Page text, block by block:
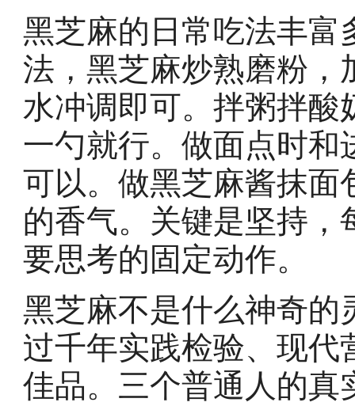
黑芝麻的日常吃法丰
法，黑芝麻炒熟磨粉
水冲调即可。拌粥拌
一勺就行。做面点时
可以。做黑芝麻酱抹
的香气。关键是坚持
要思考的固定动作。
黑芝麻不是什么神奇
过千年实践检验、现
佳品。三个普通人的